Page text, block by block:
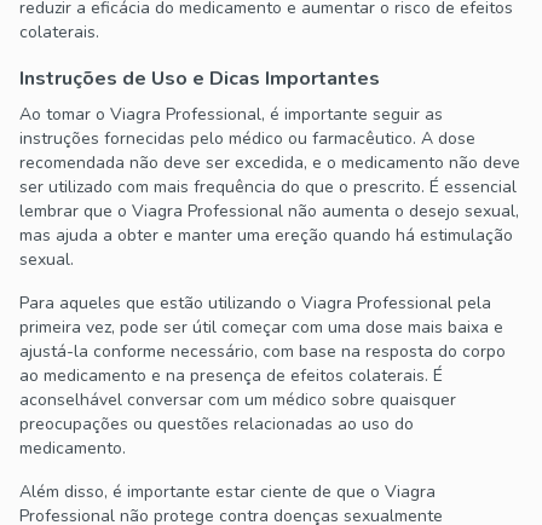
reduzir a eficácia do medicamento e aumentar o risco de efeitos
colaterais.
Instruções de Uso e Dicas Importantes
Ao tomar o Viagra Professional, é importante seguir as
instruções fornecidas pelo médico ou farmacêutico. A dose
recomendada não deve ser excedida, e o medicamento não deve
ser utilizado com mais frequência do que o prescrito. É essencial
lembrar que o Viagra Professional não aumenta o desejo sexual,
mas ajuda a obter e manter uma ereção quando há estimulação
sexual.
Para aqueles que estão utilizando o Viagra Professional pela
primeira vez, pode ser útil começar com uma dose mais baixa e
ajustá-la conforme necessário, com base na resposta do corpo
ao medicamento e na presença de efeitos colaterais. É
aconselhável conversar com um médico sobre quaisquer
preocupações ou questões relacionadas ao uso do
medicamento.
Além disso, é importante estar ciente de que o Viagra
Professional não protege contra doenças sexualmente